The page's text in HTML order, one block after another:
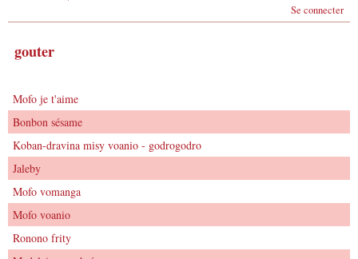
Se connecter
gouter
Mofo je t'aime
Bonbon sésame
Koban-dravina misy voanio - godrogodro
Jaleby
Mofo vomanga
Mofo voanio
Ronono frity